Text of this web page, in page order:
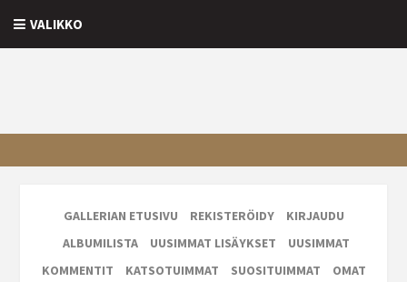
VALIKKO
GALLERIAN ETUSIVU REKISTERÖIDY
KIRJAUDU
ALBUMILISTA
UUSIMMAT LISÄYKSET
UUSIMMAT
KOMMENTIT
KATSOTUIMMAT SUOSITUIMMAT
OMAT